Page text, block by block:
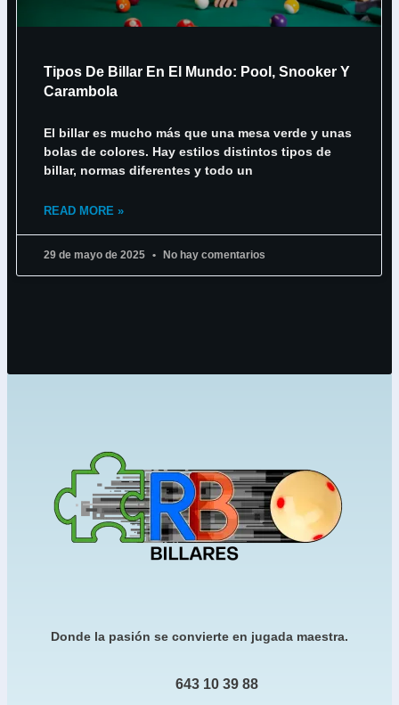
Tipos De Billar En El Mundo: Pool, Snooker Y
Carambola
El billar es mucho más que una mesa verde y unas
bolas de colores. Hay estilos distintos tipos de
billar, normas diferentes y todo un
READ MORE »
29 de mayo de 2025 No hay comentarios
Donde la pasión se convierte en jugada maestra.
643 10 39 88